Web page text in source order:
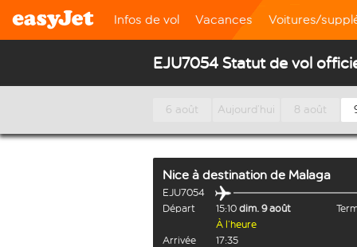
Infos de vol Vacances Voitures/
EJU7054 Statut de vol
6 août Aujourd’hui 8 août
Nice à destination de Malaga
EJU7054
Départ
15:10 dim. 9 août
À l’heure
Arrivée
17:35